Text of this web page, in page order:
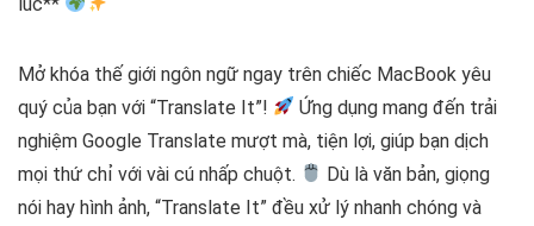
Mở khóa thế giới ngôn ngữ ngay trên chiếc MacBook yêu
quý của bạn với “Translate It”!
Ứng dụng mang đến trải
nghiệm Google Translate mượt mà, tiện lợi, giúp bạn dịch
mọi thứ chỉ với vài cú nhấp chuột.
Dù là văn bản, giọng
nói hay hình ảnh, “Translate It” đều xử lý nhanh chóng và